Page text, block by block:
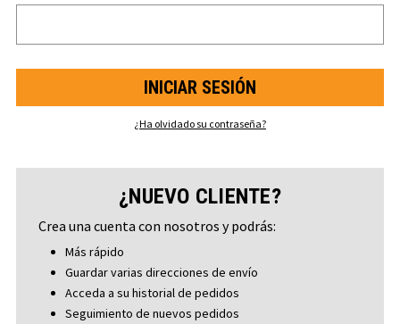
¿Ha olvidado su contraseña?
¿NUEVO CLIENTE?
Crea una cuenta con nosotros y podrás:
Más rápido
Guardar varias direcciones de envío
Acceda a su historial de pedidos
Seguimiento de nuevos pedidos